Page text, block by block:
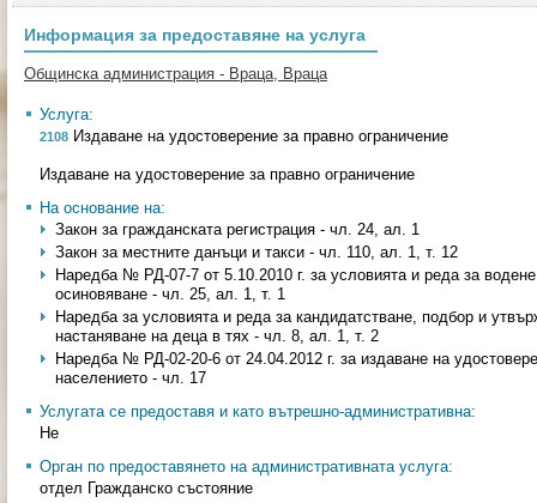
Информация за предоставяне на услуга
Общинска администрация - Враца, Враца
Услуга:
2108 Издаване на удостоверение за правно ограничение
Издаване на удостоверение за правно ограничение
На основание на:
Закон за гражданската регистрация - чл. 24, ал. 1
Закон за местните данъци и такси - чл. 110, ал. 1, т. 12
Наредба № РД-07-7 от 5.10.2010 г. за условията и реда за
осиновяване - чл. 25, ал. 1, т. 1
Наредба за условията и реда за кандидатстване, подбор и
настаняване на деца в тях - чл. 8, ал. 1, т. 2
Наредба № РД-02-20-6 от 24.04.2012 г. за издаване на
населението - чл. 17
Услугата се предоставя и като вътрешно-административна:
Не
Орган по предоставянето на административната услуга:
отдел Гражданско състояние